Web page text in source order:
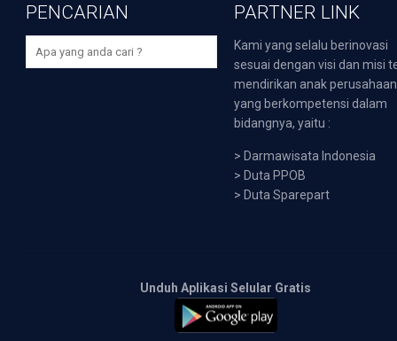
PENCARIAN PARTNER LINK
Kami yang selalu berinovasi
sesuai dengan visi dan misi
mendirikan anak perusahaan
yang berkompetensi dalam
bidangnya, yaitu :
> Darmawisata Indonesia
> Duta PPOB
> Duta Sparepart
Unduh Aplikasi Selular Gratis